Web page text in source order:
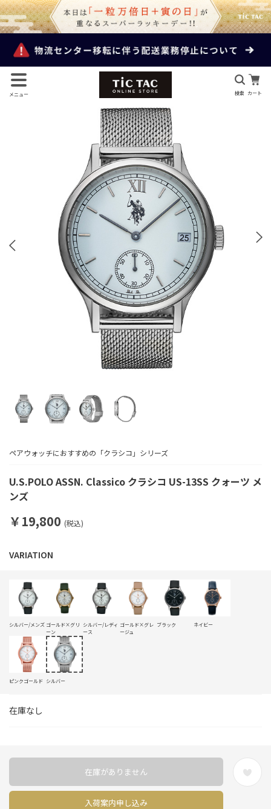
メニュー 検索 カート
U.S.POLO ASSN. Classico クラシコ US-13SS クォーツ メ
ンズ
ペアウォッチにおすすめの「クラシコ」シリーズ
￥19,800 (税込)
在庫なし
シルバー/メンズ ゴールド×グリ
ーン
シルバー/レディ
ース
ゴールド×グレ
ージュ
ブラック ネイビー
ピンクゴールド シルバー
入荷案内申し込み
在庫がありません